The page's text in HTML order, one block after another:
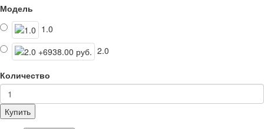
Модель
1.0
2.0
Количество
Купить